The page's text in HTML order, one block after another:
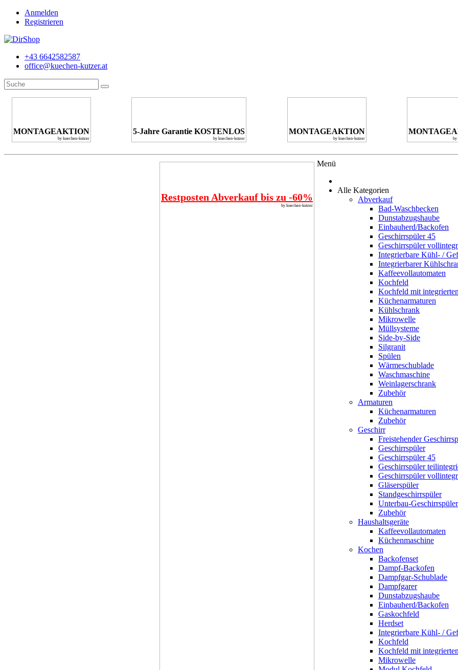
Anmelden
Registrieren
+43 6642582587
office@kuechen-kutzer.at
MONTAGEAKTION
by kuechen-kutzer
5-Jahre Garantie KOSTENLOS
by kuechen-kutzer
MONTAGEAKTION
by kuechen-kutzer by
Restposten Abverkauf bis zu -60%
by kuechen-kutzer
Menü
Alle Kategorien
Abverkauf
Bad-Waschbecken
Dunstabzugshaube
Einbauherd/Backofen
Geschirrspüler 45
Geschirrspüler
Integrierbare Kühl- /
Integrierbarer
Kaffeevollautomaten
Kochfeld
Kochfeld mit
Küchenarmaturen
Kühlschrank
Mikrowelle
Müllsysteme
Side-by-Side
Silgranit
Spülen
Wärmeschublade
Waschmaschine
Weinlagerschrank
Zubehör
Armaturen
Küchenarmaturen
Zubehör
Geschirr
Freistehender
Geschirrspüler
Geschirrspüler 45
Geschirrspüler
Geschirrspüler
Gläserspüler
Standgeschirrspüler
Unterbau-Geschirrspüler
Zubehör
Haushaltsgeräte
Kaffeevollautomaten
Küchenmaschine
Kochen
Backofenset
Dampf-Backofen
Dampfgar-Schublade
Dampfgarer
Dunstabzugshaube
Einbauherd/Backofen
Gaskochfeld
Herdset
Integrierbare Kühl- /
Kochfeld
Kochfeld mit
Mikrowelle